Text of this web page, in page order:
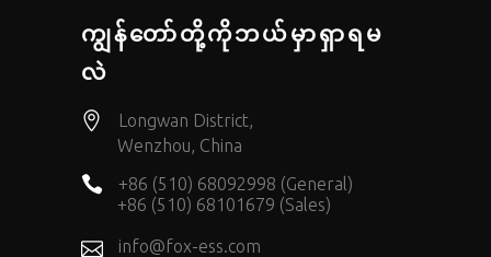
ကျွန်တော်တို့ကိုဘယ်မှာရှာရမ
လဲ
Longwan District,
Wenzhou, China
+86 (510) 68092998 (General)
+86 (510) 68101679 (Sales)
info@fox-ess.com